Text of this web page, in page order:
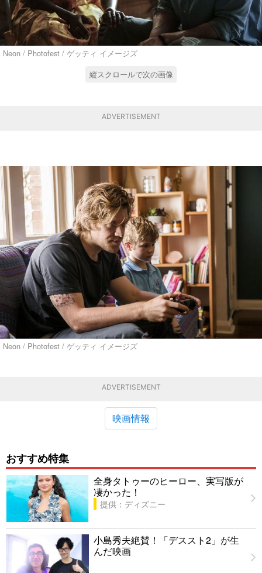
Neon / Photofest / ゲッティ イメージズ
縦スクロールで次の画像
ADVERTISEMENT
Neon / Photofest / ゲッティ イメージズ
ADVERTISEMENT
映画情報
おすすめ特集
全身タトゥーのヒーロー、実写版が
凄かった！
提供：ディズニー
小島秀夫絶賛！「デススト2」が生
んだ映画